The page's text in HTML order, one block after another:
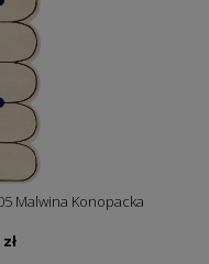
Malwina Konopacka
zł